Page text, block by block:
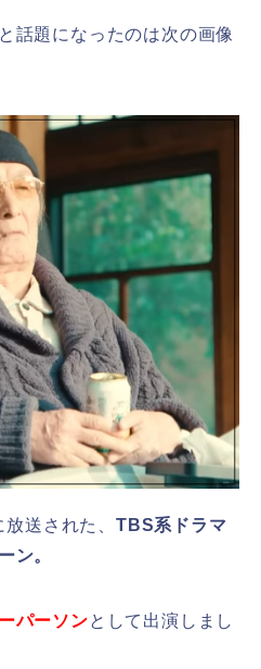
と話題になったのは次の画像
送された、 TBS系ドラマ
ン。
パーソンとして出演しまし